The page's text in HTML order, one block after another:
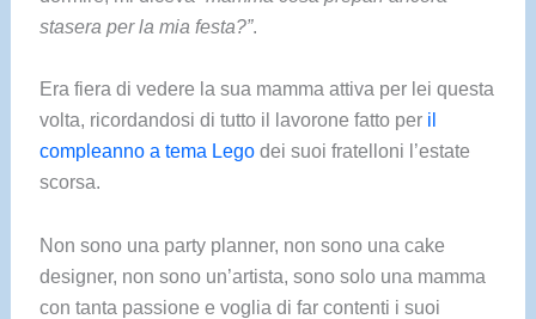
stasera per la mia festa?”.
Era fiera di vedere la sua mamma attiva per lei questa
volta, ricordandosi di tutto il lavorone fatto per il
compleanno a tema Legodei suoi fratelloni l’estate
scorsa.
Non sono una party planner, non sono una cake
designer, non sono un’artista, sono solo una mamma
con tanta passione e voglia di far contenti i suoi